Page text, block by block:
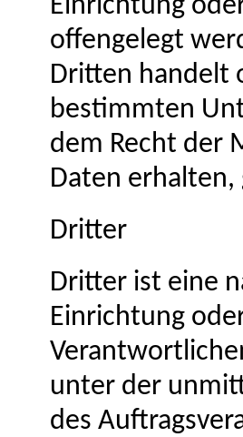
Einrichtung
offengelegt
Dritten handelt
bestimmten
dem Recht der
Daten erhalten,
Dritter
Dritter ist eine
Einrichtung
unter der
des